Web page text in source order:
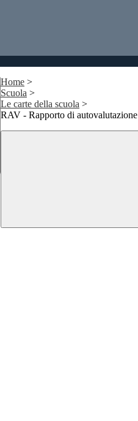
Home >
Scuola >
Le carte della scuola >
RAV - Rapporto di autovalutazione